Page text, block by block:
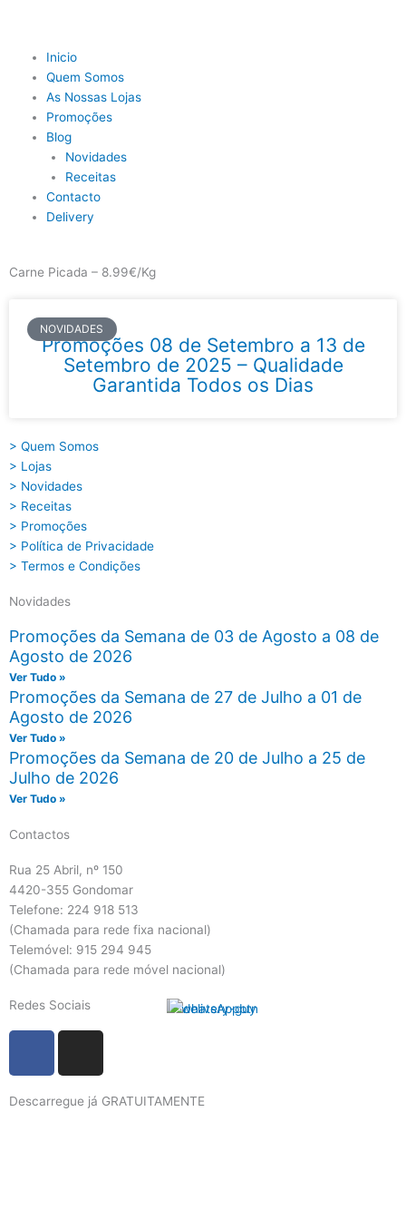
Main
Menu
Inicio
Quem Somos
As Nossas Lojas
Promoções
Blog
Novidades
Receitas
Contacto
Delivery
Carne Picada – 8.99€/Kg
NOVIDADES
Promoções 08 de Setembro a 13 de
Setembro de 2025 – Qualidade
Garantida Todos os Dias
> Quem Somos
> Lojas
> Novidades
> Receitas
> Promoções
> Política de Privacidade
> Termos e Condições
Novidades
Promoções da Semana de 03 de Agosto a 08 de
Agosto de 2026
Ver Tudo »
Promoções da Semana de 27 de Julho a 01 de
Agosto de 2026
Ver Tudo »
Promoções da Semana de 20 de Julho a 25 de
Julho de 2026
Ver Tudo »
Contactos
Rua 25 Abril, nº 150
4420-355 Gondomar
Telefone: 224 918 513
(Chamada para rede fixa nacional)
Telemóvel: 915 294 945
(Chamada para rede móvel nacional)
Redes Sociais
e
t
Descarregue já GRATUITAMENTE